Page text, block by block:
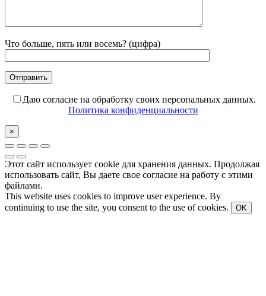
Что больше, пять или восемь? (цифра)
Даю согласие на обработку своих персональных данных.
Политика конфиденциальности
×
Этот сайт использует cookie для хранения данных. Продолжая
использовать сайт, Вы даете свое согласие на работу с этими
файлами.
This website uses cookies to improve user experience. By
continuing to use the site, you consent to the use of cookies.
OK